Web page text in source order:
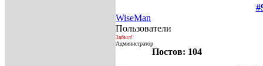
WiseMan
Пользователи
Забыл!
Администратор
Постов: 104